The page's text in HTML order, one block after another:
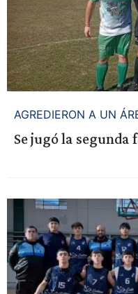
AGREDIERON A UN
Se jugó la segunda